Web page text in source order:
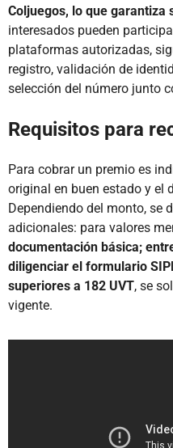
Coljuegos, lo que garantiza
interesados pueden
plataformas autorizadas,
registro, validación de
selección del número junto
Requisitos para
Para cobrar un premio es
original en buen estado y el
Dependiendo del monto, se
adicionales: para valores
documentación básica;
diligenciar el formulario
superiores a 182 UVT, se
vigente.